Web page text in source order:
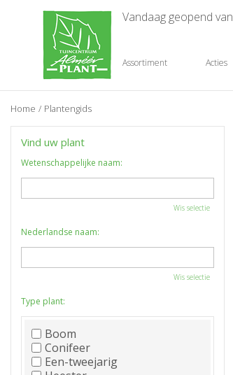
Home Plantengids
Vandaag geopend van
Assortiment Acties
Vind uw plant
Wetenschappelijke naam:
Wis selectie
Nederlandse naam:
Wis selectie
Type plant:
Boom
Conifeer
Een-tweejarig